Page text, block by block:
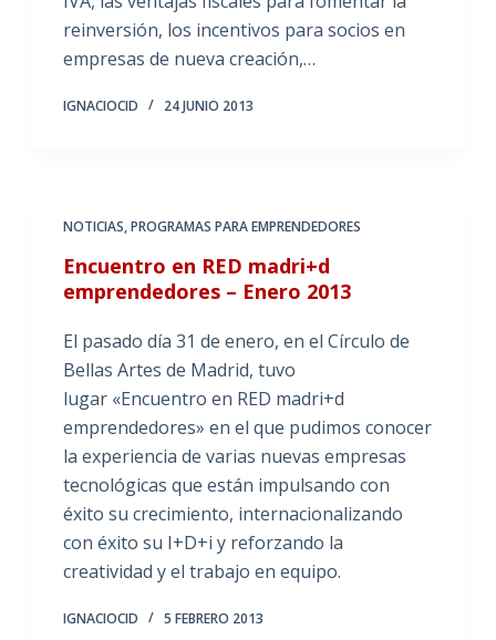
reinversión, los incentivos para socios en
empresas de nueva creación,…
IGNACIOCID 24 JUNIO 2013
NOTICIAS,PROGRAMAS PARA EMPRENDEDORES
Encuentro en RED madri+d
emprendedores – Enero 2013
El pasado día 31 de enero, en el Círculo de
Bellas Artes de Madrid, tuvo
lugar «Encuentro en RED madri+d
emprendedores» en el que pudimos conocer
la experiencia de varias nuevas empresas
tecnológicas que están impulsando con
éxito su crecimiento, internacionalizando
con éxito su I+D+i y reforzando la
creatividad y el trabajo en equipo.
IGNACIOCID 5 FEBRERO 2013